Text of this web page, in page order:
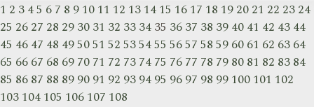
1 2 345 67 8 91011 12 131415 1617 18 192021 22 2324
25 2627 28 293031 32 333435 3637 38 394041 42 4344
45 4647 48 495051 52535455 565758596061 62 6364
65 6667 68 697071 72 737475 7677 78 798081 82 8384
85 8687 88 899091 92 939495 9697 98 99100101 102
103104105 106107 108